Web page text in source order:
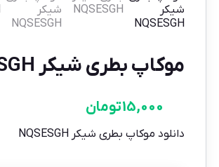
موکاپ بطری شیکر NQSESGH
15,000تومان
دانلود موکاپ بطری شیکر NQSESGH